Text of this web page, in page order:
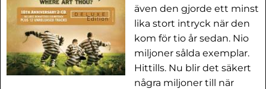
även den gjorde ett minst
lika stort intryck när den
kom för tio år sedan. Nio
miljoner sålda exemplar.
Hittills. Nu blir det säkert
några miljoner till när